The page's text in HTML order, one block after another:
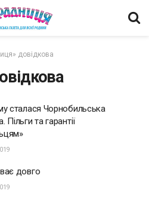
довідкова
сталася Чорнобильська
Пільги та гарантії
довго